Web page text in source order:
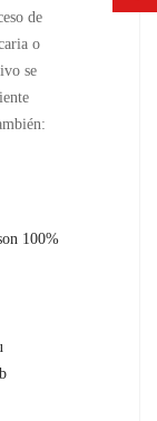
de
o
se
100%